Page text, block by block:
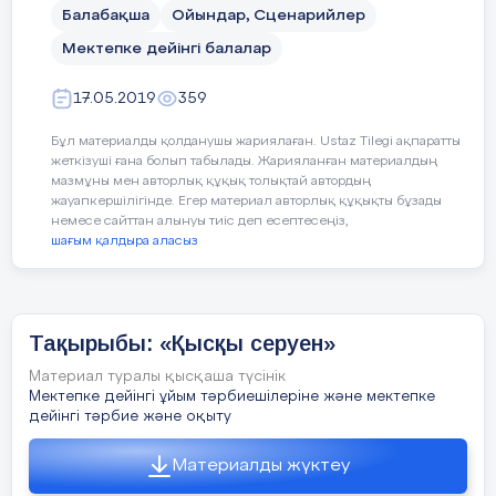
«1 наурыз- Алғыс күні» атты Ризашылық
күніне арналған тәрбие сағатына қош
келдіңдер!
Ризашылық күні адамдар бір-біріне
қуаныш , шаттық сыйлайды, өз
жетістіктерімен бөліседі, бір-біріне
алғысын айтады.
Мысалы: балалар біз ата-нанамызға көп
ойлайсыңдар? Сұрақ-жауап алу. Мен
сендерге т.сіндіре кетейін осылай
бәрімізді дүниеге әкелгені үшін және
тәрбиелі ақылды ғып өсіргені үшін шын
жүрекетен алғысымызды білдіреміз.
Бізде бүгін Тұңғыш Президент күнімен
орайлас келіп отырған Ризашылық
күнінде Қазақсанды қазіргі таңда дуние
Балабақша Ойындар, Сценарийлер
Мектепке дейінгі балалар
17.05.2019 359
Бұл материалды қолданушы жариялаған. Ustaz Tilegi ақпаратты
жеткізуші ғана болып табылады. Жарияланған материалдың
мазмұны мен авторлық құқық толықтай автордың
жауапкершілігінде. Егер материал авторлық құқықты бұзады
немесе сайттан алынуы тиіс деп есептесеңіз,
шағым қалдыра аласыз
Тақырыбы: «Қысқы серуен»
Материал туралы қысқаша түсінік
Мектепке дейінгі ұйым тәрбиешілеріне және мектепке
дейінгі тәрбие және оқыту
Материалды жүктеу